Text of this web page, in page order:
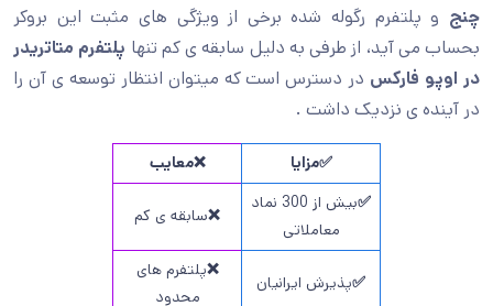
چنجو پلتفرم رگوله شده برخی از ویژگی های مثبت این بروکر
بحساب می آید، از طرفی به دلیل سابقه ی کم تنهاپلتفرم متاتریدر
در اوپو فارکسدر دسترس است که میتوان انتظار توسعه ی آن را
در آینده ی نزدیک داشت .
✅مزایا
❌معایب
✅
بیش از 300 نماد
معاملاتی
❌سابقه ی کم
✅پذیرش ایرانیان
❌پلتفرم های
محدود